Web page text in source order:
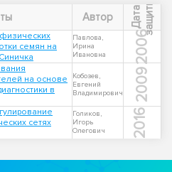
Автор Д
а
т
а
з
а
щ
и
т ы
семян на
Павлова,
Ирина
Ивановна
2006
на основе
в
Кобозев,
Евгений
Владимирович
2009
сетях
Голиков,
Игорь
Олегович
2016